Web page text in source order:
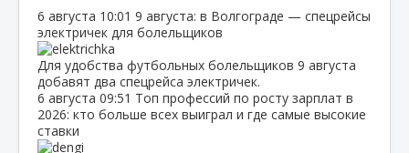
6 августа 10:01 9 августа: в Волгограде — спецрейсы
электричек для болельщиков
Для удобства футбольных болельщиков 9 августа
добавят два спецрейса электричек.
6 августа 09:51 Топ профессий по росту зарплат в
2026: кто больше всех выиграл и где самые высокие
ставки